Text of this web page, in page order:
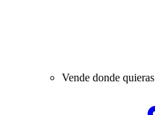
Vende donde quieras